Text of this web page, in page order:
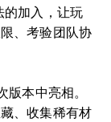
的加入，让玩
、考验团队协
版本中亮相。
、收集稀有材